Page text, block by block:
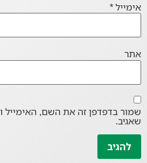
אימייל*
אתר
שמור בדפדפן זה את השם,
שאגיב.